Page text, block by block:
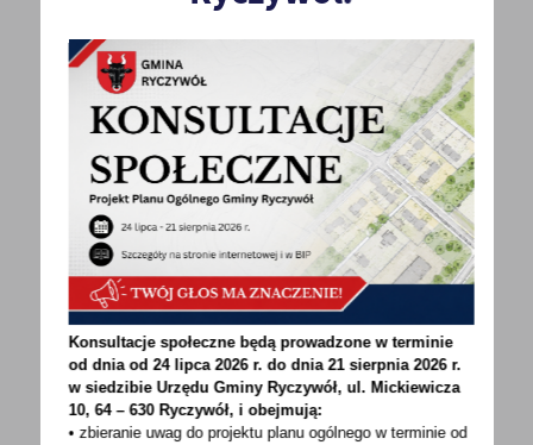
POWRÓT UDOSTĘPNIJ
POPRZEDNI NASTĘPNY
Spodobała Ci się informacja? Zostaw nam swoją opinię
- to dla Ciebie staramy się być najlepsi, a Twoje zdanie
bardzo nam w tym pomoże!
Konsultacje społeczne będą prowadzone w terminie
od dnia od 24 lipca 2026 r. do dnia 21 sierpnia 2026 r.
w siedzibie Urzędu Gminy Ryczywół, ul. Mickiewicza
10, 64 – 630 Ryczywół, i obejmują:
• zbieranie uwag do projektu planu ogólnego w terminie od